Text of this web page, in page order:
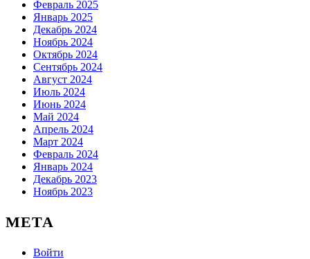
Февраль 2025
Январь 2025
Декабрь 2024
Ноябрь 2024
Октябрь 2024
Сентябрь 2024
Август 2024
Июль 2024
Июнь 2024
Май 2024
Апрель 2024
Март 2024
Февраль 2024
Январь 2024
Декабрь 2023
Ноябрь 2023
МЕТА
Войти